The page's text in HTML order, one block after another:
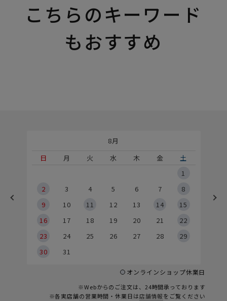
こちらのキーワード
もおすすめ
8月
日
月 火 水 木 金
土
1
2
3 4 5 6 7
8
9
10 11 12 13 14
15
16
17 18 19 20 21
22
23
24 25 26 27 28
29
30
31
オンラインショップ休業日
※Webからのご注文は、24時間承っております
※各実店舗の営業時間・休業日は店舗情報をご覧ください